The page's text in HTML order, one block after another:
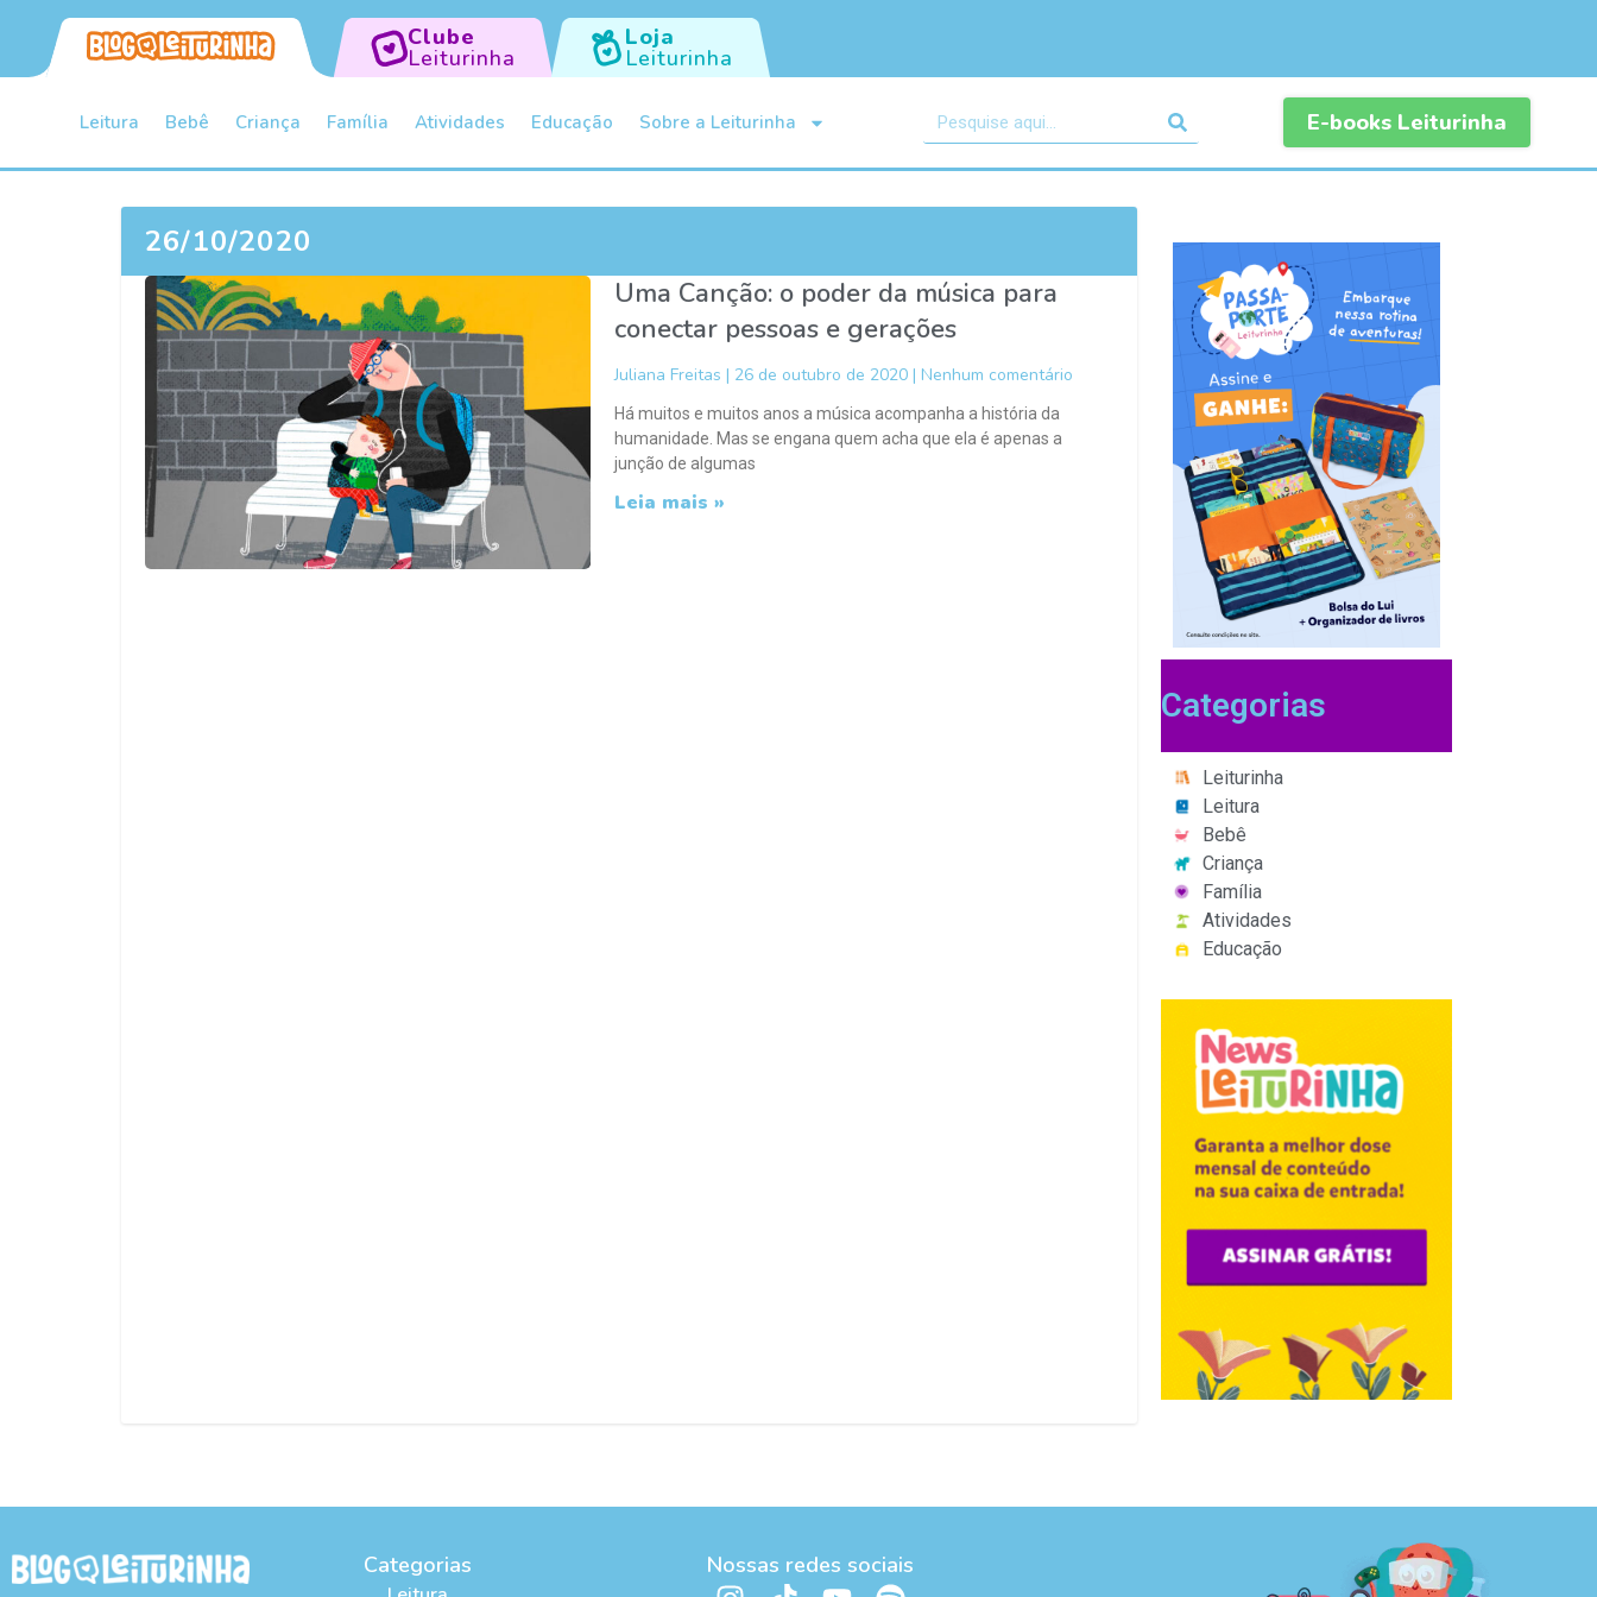
Clube
Leiturinha
Loja
Leiturinha
Leitura Bebê Criança Família Atividades Educação Sobre a Leiturinha E-books Leiturinha
26/10/2020
Uma Canção: o poder da música para
conectar pessoas e gerações
Juliana Freitas 26 de outubro de 2020 Nenhum comentário
Há muitos e muitos anos a música acompanha a história da
humanidade. Mas se engana quem acha que ela é apenas a
junção de algumas
Leia mais »
Categorias
Leiturinha
Leitura
Bebê
Criança
Família
Atividades
Educação
Categorias Nossas redes sociais